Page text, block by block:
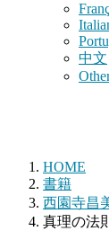
中文
HOME
書籍
西園寺昌
真理の法